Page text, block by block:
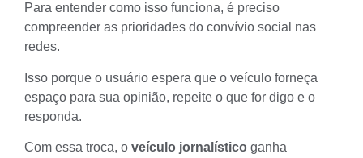
Para entender como isso funciona, é preciso
compreender as prioridades do convívio social nas
redes.
Isso porque o usuário espera que o veículo forneça
espaço para sua opinião, repeite o que for digo e o
responda.
Com essa troca, o veículo jornalístico ganha